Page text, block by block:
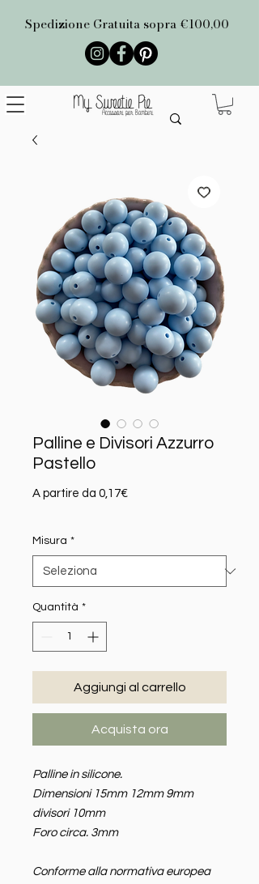
Spedizione Gratuita sopra €100,00
Palline e Divisori Azzurro
Pastello
A partire da 0,17€Prezzo scontato
Misura *
Quantità *
Aggiungi al carrello
Acquista ora
Palline in silicone.
Dimensioni 15mm 12mm 9mm
divisori 10mm
Foro circa. 3mm
Conforme alla normativa europea